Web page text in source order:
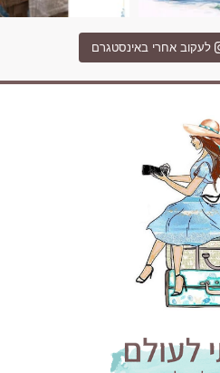
לעקוב אחרי באינסטגרם